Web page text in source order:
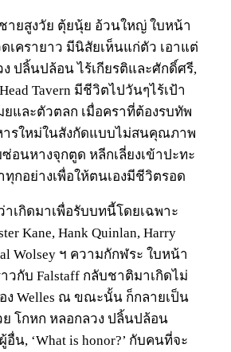
ชายสูงวัย ตุ้ยนุ้ย อ้วนใหญ่ ใบหน้า
ครายาว มีนิสัยเห็นแก่ตัว เอาแต่
ง ปลิ้นปล้อน ไร้เกียรติและศักดิ์ศรี,
Tavern มีชีวิตไปวันๆไร้เป้า
และตัวตลก เมื่อคราที่ต้องรบทัพ
ารใหม่ในสังกัดแบบไม่สนคุณภาพ
อนหางจุกตูด หลีกเลี่ยงเข้าปะทะ
กอย่างเพื่อให้ตนเองมีชีวิตรอด
าเกิดมาเพื่อรับบทนี้โดยเฉพาะ
Kane, Hank Quinlan, Harry
Wolsey ฯ ความกักฬระ ใบหน้า
วกับ Falstaff กลับชาติมาเกิดไม่
ง Welles ณ ขณะนั้น ก็กลายเป็น
โกหก หลอกลวง ปลิ้นปล้อน
น, ‘What is honor?’ กับคนที่จะ